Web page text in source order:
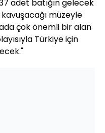
adet batığın gelecek
müzeyle
çok önemli bir alan
Türkiye için